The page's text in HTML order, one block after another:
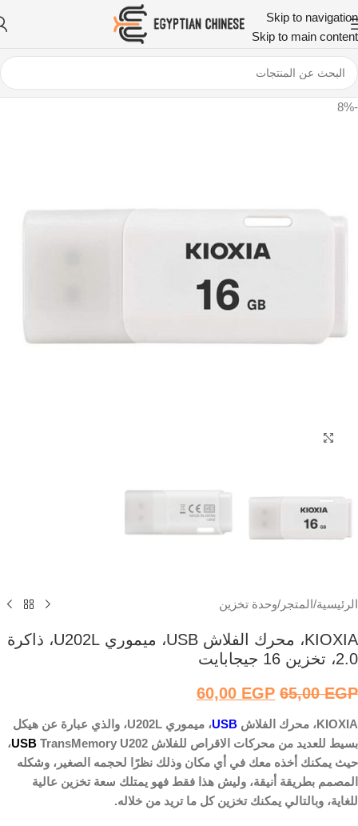
Skip to navigation
Skip to main content
-8%
الرئيسية/المتجر /وحدة تخزين
KIOXIA، محرك الفلاش USB، ميموري U202L، ذاكرة
2.0، تخزين 16 جيجابايت
65,00EGP
60,00 EGP
KIOXIA، محرك الفلاش
، ميموري U202L، والذي عبارة عن هيكل
بسيط للعديد من محركات الاقراص للفلاش
USBTransMemory U202،
حيث يمكنك أخذه معك في أي مكان وذلك نظرًا لحجمه الصغير، وشكله
المصمم بطريقة أنيقة، وليش هذا فقط فهو يمتلك سعة تخزين عالية
للغاية، وبالتالي يمكنك تخزين كل ما تريد من خلاله.